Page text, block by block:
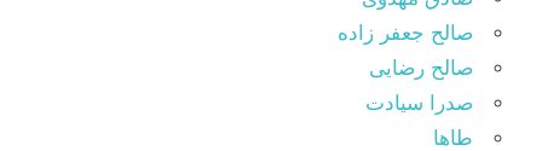
صالح جعفر زاده
صالح رضایی
صدرا سیادت
طاها